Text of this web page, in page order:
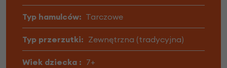
Typ hamulców: Tarczowe
Typ przerzutki: Zewnętrzna (tradycyjna)
Wiek dziecka : 7+